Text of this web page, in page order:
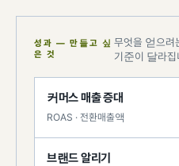
성과 — 만들고 싶
은 것
무엇을 얻으려
기준이 달라집
커머스 매출 증대
ROAS · 전환매출액
브랜드 알리기